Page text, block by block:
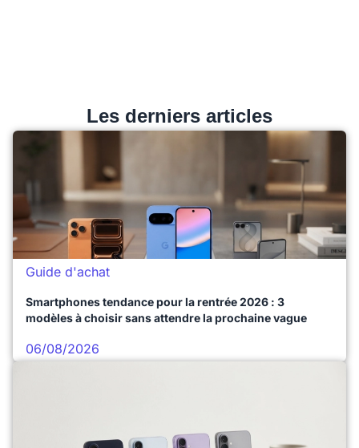
Les derniers articles
Guide d'achat
Smartphones tendance pour la rentrée 2026 : 3
modèles à choisir sans attendre la prochaine vague
06/08/2026